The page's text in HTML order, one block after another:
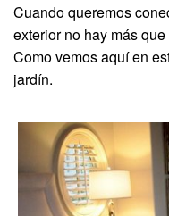
Cuando queremos
exterior no hay más
Como vemos aquí en
jardín.